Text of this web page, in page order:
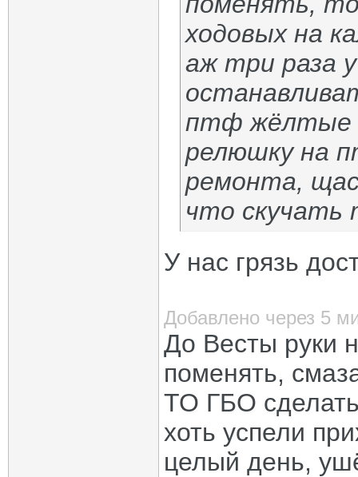
ходовых на
аж три раза
птф жёлтые
релюшку на
ремонта, щас
что скучать
У нас грязь
Добавлено через 5
До Весты руки
поменять,
ТО ГБО
хоть успели
целый день,